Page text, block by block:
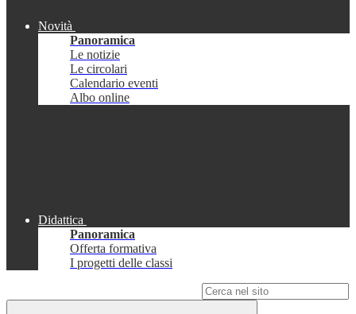
Novità
Panoramica
Le notizie
Le circolari
Calendario eventi
Albo online
Didattica
Panoramica
Offerta formativa
I progetti delle classi